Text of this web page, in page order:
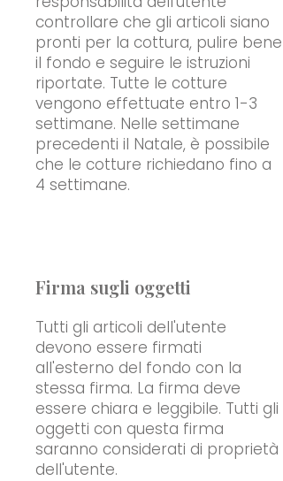
controllare che gli articoli siano
pronti per la cottura, pulire bene
il fondo e seguire le istruzioni
riportate. Tutte le cotture
vengono effettuate entro 1-3
settimane. Nelle settimane
precedenti il Natale, è possibile
che le cotture richiedano fino a
4 settimane.
Firma sugli oggetti
Tutti gli articoli dell'utente
devono essere firmati
all'esterno del fondo con la
stessa firma. La firma deve
essere chiara e leggibile. Tutti gli
oggetti con questa firma
saranno considerati di proprietà
dell'utente.